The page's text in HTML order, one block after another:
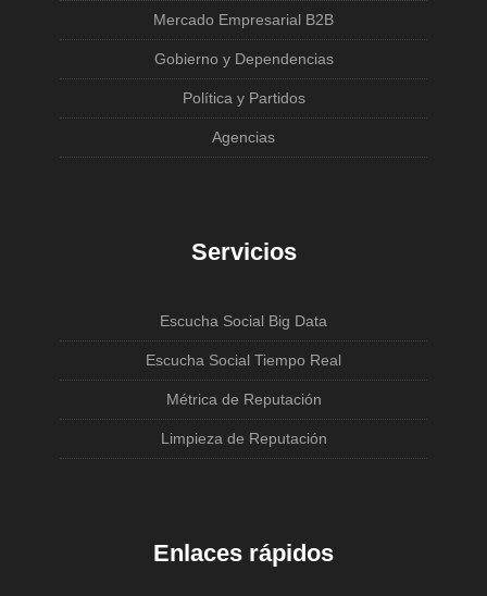
Mercado Empresarial B2B
Gobierno y Dependencias
Política y Partidos
Agencias
Servicios
Escucha Social Big Data
Escucha Social Tiempo Real
Métrica de Reputación
Limpieza de Reputación
Enlaces rápidos